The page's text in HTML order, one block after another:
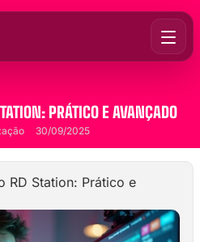
PRÁTICO E AVANÇADO
30/09/2025
RD Station: Prático e